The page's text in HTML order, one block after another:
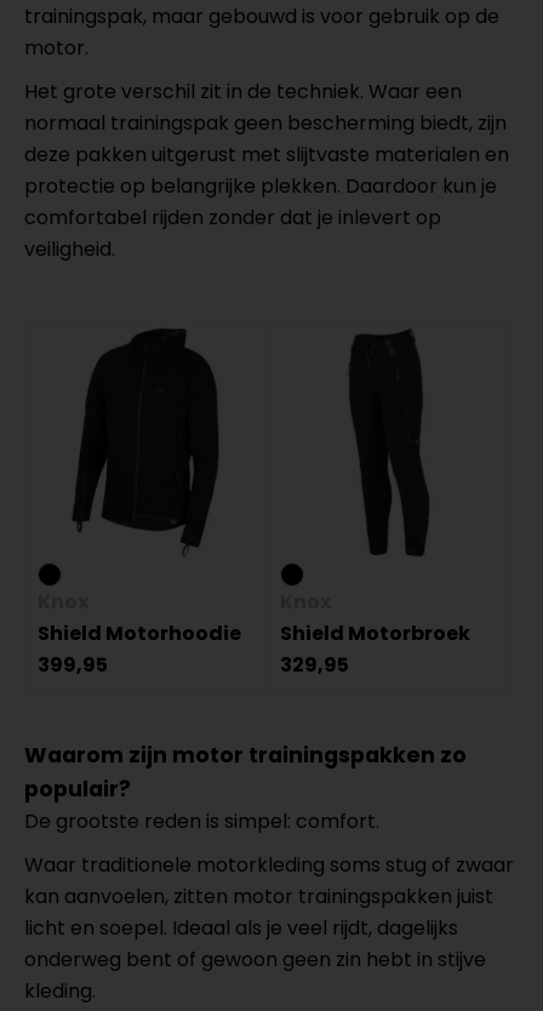
trainingspak, maar gebouwd is voor gebruik op de
motor.
Het grote verschil zit in de techniek. Waar een
normaal trainingspak geen bescherming biedt, zijn
deze pakken uitgerust met slijtvaste materialen en
protectie op belangrijke plekken. Daardoor kun je
comfortabel rijden zonder dat je inlevert op
veiligheid.
Shield Motorhoodie
399,95
Shield Motorbroek
329,95
Waarom zijn motor trainingspakken zo
populair?
De grootste reden is simpel: comfort.
Waar traditionele motorkleding soms stug of zwaar
kan aanvoelen, zitten motor trainingspakken juist
licht en soepel. Ideaal als je veel rijdt, dagelijks
onderweg bent of gewoon geen zin hebt in stijve
kleding.